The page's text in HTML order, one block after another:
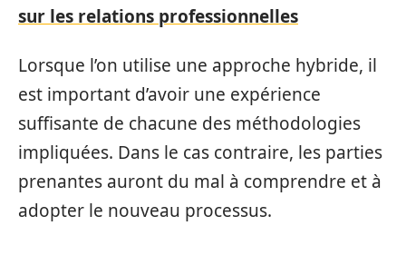
sur les relations professionnelles
Lorsque l’on utilise une approche hybride, il
est important d’avoir une expérience
suffisante de chacune des méthodologies
impliquées. Dans le cas contraire, les parties
prenantes auront du mal à comprendre et à
adopter le nouveau processus.